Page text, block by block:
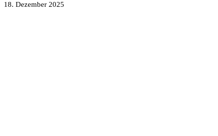
18. Dezember 2025